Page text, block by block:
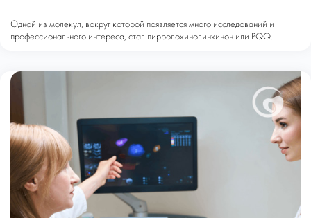
Одной из молекул, вокруг которой появляется много исследований и
профессионального интереса, стал пирролохинолинхинон или PQQ.